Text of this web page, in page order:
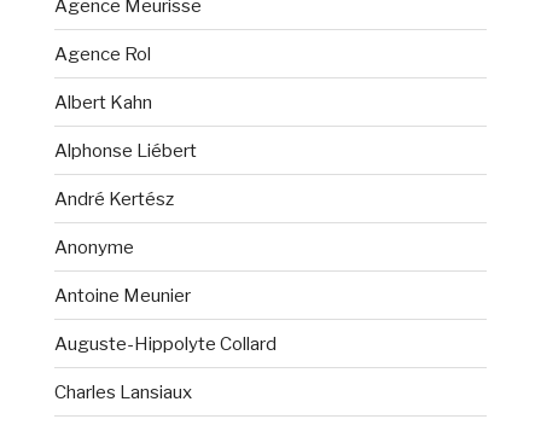
Agence Meurisse
Agence Rol
Albert Kahn
Alphonse Liébert
André Kertész
Anonyme
Antoine Meunier
Auguste-Hippolyte Collard
Charles Lansiaux